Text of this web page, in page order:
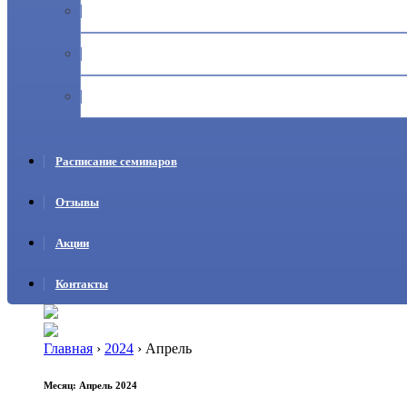
Расписание семинаров
Отзывы
Акции
Контакты
Главная › 2024 › Апрель
Месяц: Апрель 2024